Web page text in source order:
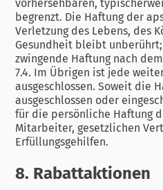
vorhersehbaren,
begrenzt. Die Haftung der
Verletzung des Lebens, des
Gesundheit bleibt
zwingende Haftung nach
7.4. Im Übrigen ist jede
ausgeschlossen. Soweit die
ausgeschlossen oder
für die persönliche Haftung
Mitarbeiter, gesetzlichen
Erfüllungsgehilfen.
8. Rabattaktionen